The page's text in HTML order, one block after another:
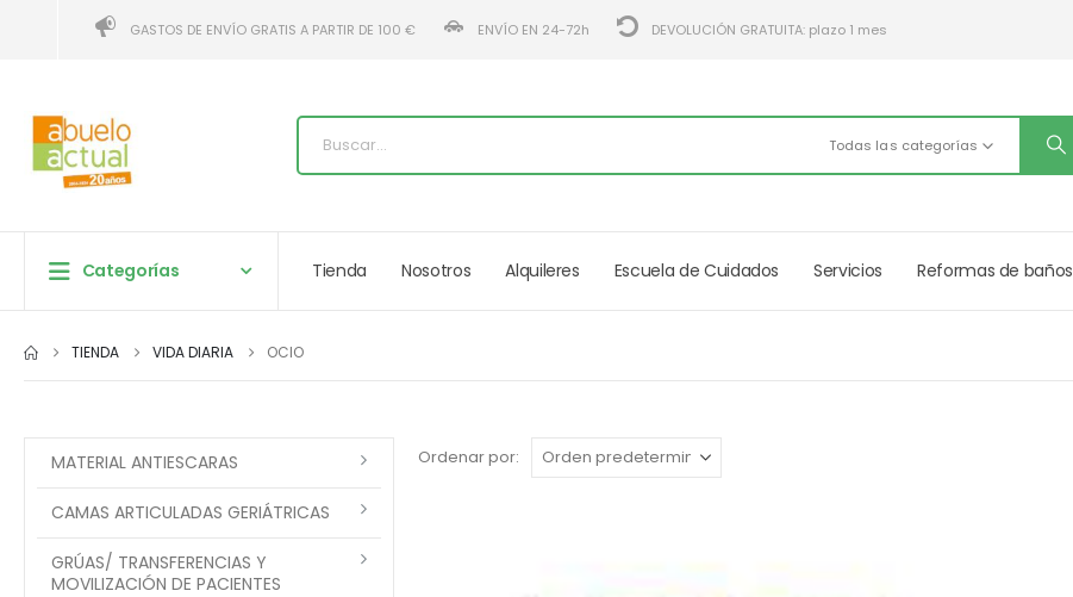
GASTOS DE ENVÍO GRATIS A PARTIR DE 100 € ENVÍO EN 24-72h DEVOLUCIÓN GRATUITA: plazo 1 mes
Todas las categorías
Categorías Tienda Nosotros Alquileres Escuela de Cuidados Servicios Reformas de baños
TIENDA VIDA DIARIA OCIO
Ordenar por:
MATERIAL ANTIESCARAS
CAMAS ARTICULADAS GERIÁTRICAS
GRÚAS/ TRANSFERENCIAS Y
MOVILIZACIÓN DE PACIENTES